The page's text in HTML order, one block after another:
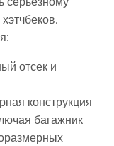
отсек и
конструкция
багажник.